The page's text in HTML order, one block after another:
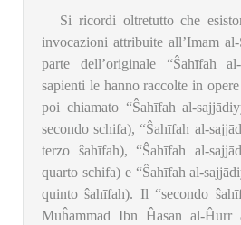
Si ricordi oltretutto che
invocazioni attribuite all’Imam
parte dell’originale “Ŝahīfah
sapienti le hanno raccolte in
poi chiamato “Ŝahīfah al-
secondo schifa), “Ŝahīfah al-
terzo ŝahīfah), “Ŝahīfah al-
quarto schifa) e “Ŝahīfah al-
quinto ŝahīfah). Il “secondo
Muĥammad Ibn Ĥasan al-Ĥurr